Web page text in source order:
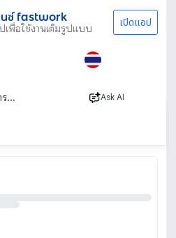
ซ์ fastwork
เพื่อใช้งานเต็มรูปแบบ เปิดแอป
Ask AI
ทำสีผม
ผม ที่บ้าน นอกสถานที่ โดย